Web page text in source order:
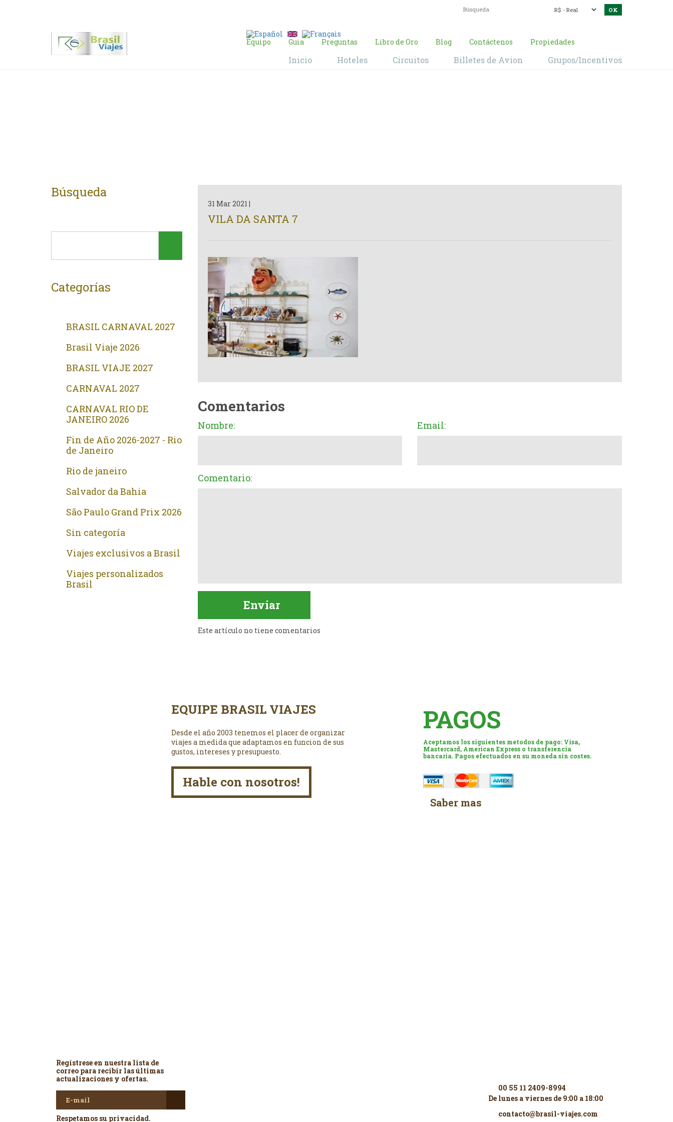
Equipo Guia Preguntas Libro de Oro Blog Contáctenos Propiedades
Inicio Hoteles Circuitos Billetes de Avion Grupos/Incentivos
Búsqueda
Categorías
BRASIL CARNAVAL 2027
Brasil Viaje 2026
BRASIL VIAJE 2027
CARNAVAL 2027
CARNAVAL RIO DE
JANEIRO 2026
Fin de Año 2026-2027 - Rio
de Janeiro
Rio de janeiro
Salvador da Bahia
São Paulo Grand Prix 2026
Sin categoría
Viajes exclusivos a Brasil
Viajes personalizados
Brasil
31 Mar 2021 |
VILA DA SANTA 7
Comentarios
Nombre: Email:
Comentario:
Este artículo no tiene comentarios
EQUIPE BRASIL VIAJES
Desde el año 2003 tenemos el placer de organizar
viajes a medida que adaptamos en funcion de sus
gustos, intereses y presupuesto.
Hable con nosotros!
PAGOS
Aceptamos los siguientes metodos de pago: Visa,
Mastercard, American Express o transferencia
bancaria. Pagos efectuados en su moneda sin costes.
Saber mas
Regístrese en nuestra lista de
correo para recibir las últimas
actualizaciones y ofertas.
Respetamos su privacidad.
00 55 11 2409-8994
De lunes a viernes de 9:00 a 18:00
contacto@brasil-viajes.com